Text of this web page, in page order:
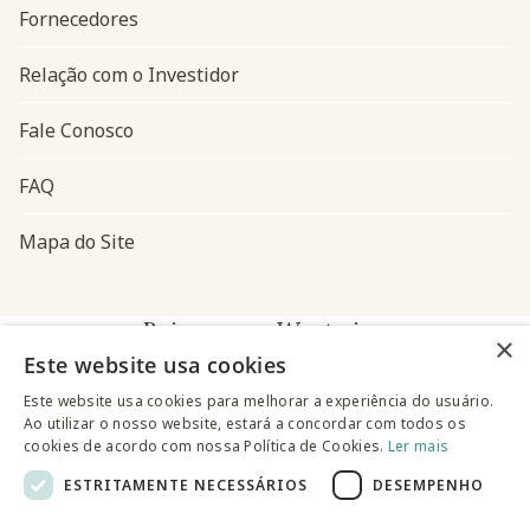
Fornecedores
Relação com o Investidor
Fale Conosco
FAQ
Mapa do Site
Baixe o app Westwing
×
Este website usa cookies
Este website usa cookies para melhorar a experiência do usuário.
Ao utilizar o nosso website, estará a concordar com todos os
cookies de acordo com nossa Política de Cookies. Ler mais
ESTRITAMENTE NECESSÁRIOS
DESEMPENHO